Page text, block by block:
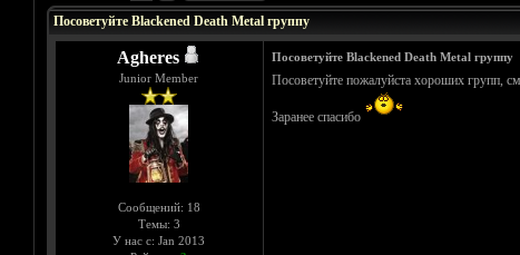
Посоветуйте Blackened Death Metal группу
Agheres
Junior Member
Сообщений: 18
Темы: 3
У нас с: Jan 2013
Посоветуйте Blackened Death Metal группу
Посоветуйте пожалуйста хороших групп,
Заранее спасибо